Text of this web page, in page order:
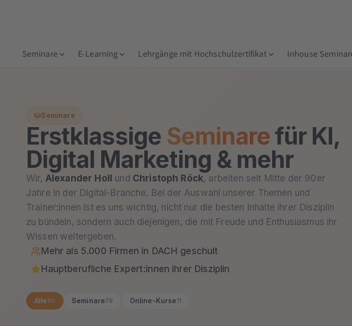
Seminare E-Learning Lehrgänge mit Hochschulzertifikat Inhouse
Seminare
Erstklassige Seminarefür KI,
Digital Marketing & mehr
Wir, Alexander Holl und Christoph Röck, arbeiten seit Mitte der 90er
Jahre in der Digital-Branche. Bei der Auswahl unserer Themen und
Trainer:innen ist es uns wichtig, nicht nur die besten Inhalte ihrer Disziplin
zu bündeln, sondern auch diejenigen, die mit Freude und Enthusiasmus ihr
Wissen weitergeben.
Mehr als 5.000 Firmen in DACH geschult
Hauptberufliche Expert:innen ihrer Disziplin
Alle 90 Seminare79 Online-Kurse 11